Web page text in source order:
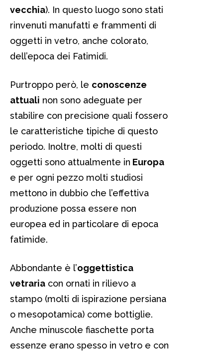
vecchia). In questo luogo sono stati
rinvenuti manufatti e frammenti di
oggetti in vetro, anche colorato,
dell’epoca dei Fatimidi.
Purtroppo però, le conoscenze
attuali non sono adeguate per
stabilire con precisione quali fossero
le caratteristiche tipiche di questo
periodo. Inoltre, molti di questi
oggetti sono attualmente in Europa
e per ogni pezzo molti studiosi
mettono in dubbio che l’effettiva
produzione possa essere non
europea ed in particolare di epoca
fatimide.
Abbondante è l’oggettistica
vetraria con ornati in rilievo a
stampo (molti di ispirazione persiana
o mesopotamica) come bottiglie.
Anche minuscole fiaschette porta
essenze erano spesso in vetro e con